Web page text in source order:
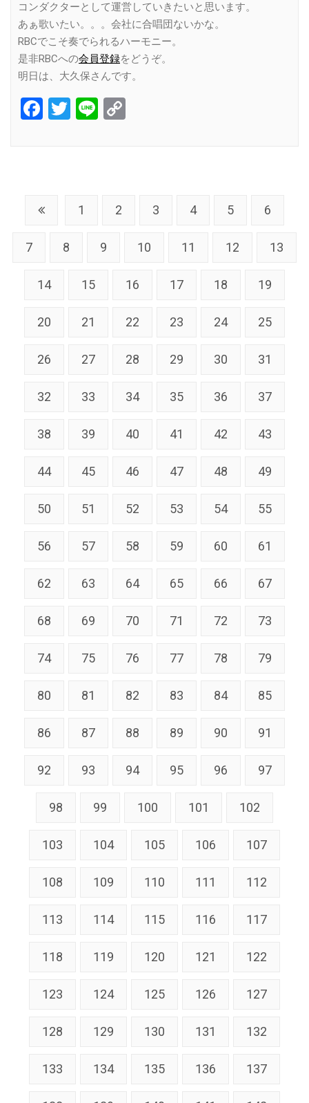
コンダクターとして運営していきたいと思います。
あぁ歌いたい。。。会社に合唱団ないかな。
RBCでこそ奏でられるハーモニー。
是非RBCへの会員登録をどうぞ。
明日は、大久保さんです。
Facebook
Twitter
Line
1 2 3 4 5 6
7 8 9 10 11 12 13
14 15 16 17 18 19
20 21 22 23 24 25
26 27 28 29 30 31
32 33 34 35 36 37
38 39 40 41 42 43
44 45 46 47 48 49
50 51 52 53 54 55
56 57 58 59 60 61
62 63 64 65 66 67
68 69 70 71 72 73
74 75 76 77 78 79
80 81 82 83 84 85
86 87 88 89 90 91
92 93 94 95 96 97
98 99 100 101 102
103 104 105 106 107
108 109 110 111 112
113 114 115 116 117
118 119 120 121 122
123 124 125 126 127
128 129 130 131 132
133 134 135 136 137